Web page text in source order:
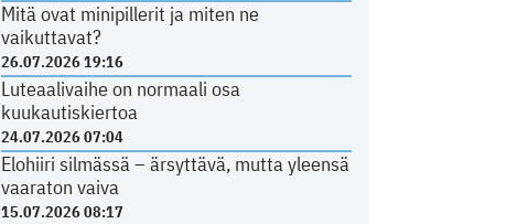
Mitä ovat minipillerit ja miten ne
vaikuttavat?
26.07.2026 19:16
Luteaalivaihe on normaali osa
kuukautiskiertoa
24.07.2026 07:04
Elohiiri silmässä – ärsyttävä, mutta yleensä
vaaraton vaiva
15.07.2026 08:17